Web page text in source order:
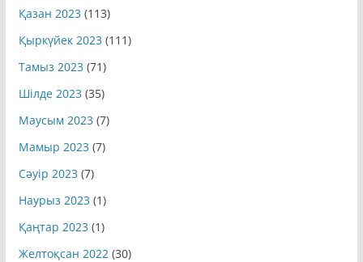
Қазан 2023 (113)
Қыркүйек 2023 (111)
Тамыз 2023 (71)
Шілде 2023 (35)
Маусым 2023 (7)
Мамыр 2023 (7)
Сәуір 2023 (7)
Наурыз 2023 (1)
Қаңтар 2023 (1)
Желтоқсан 2022 (30)